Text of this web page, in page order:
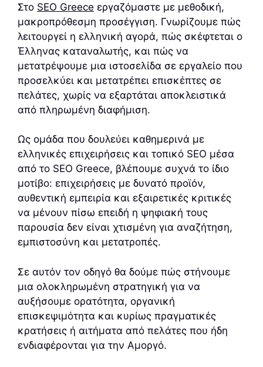
Στο SEO Greece εργαζόμαστε με μεθοδική,
μακροπρόθεσμη προσέγγιση. Γνωρίζουμε πώς
λειτουργεί η ελληνική αγορά, πώς σκέφτεται ο
Έλληνας καταναλωτής, και πώς να
μετατρέψουμε μια ιστοσελίδα σε εργαλείο που
προσελκύει και μετατρέπει επισκέπτες σε
πελάτες, χωρίς να εξαρτάται αποκλειστικά
από πληρωμένη διαφήμιση.
Ως ομάδα που δουλεύει καθημερινά με
ελληνικές επιχειρήσεις και τοπικό SEO μέσα
από το SEO Greece, βλέπουμε συχνά το ίδιο
μοτίβο: επιχειρήσεις με δυνατό προϊόν,
αυθεντική εμπειρία και εξαιρετικές κριτικές
να μένουν πίσω επειδή η ψηφιακή τους
παρουσία δεν είναι χτισμένη για αναζήτηση,
εμπιστοσύνη και μετατροπές.
Σε αυτόν τον οδηγό θα δούμε πώς στήνουμε
μια ολοκληρωμένη στρατηγική για να
αυξήσουμε ορατότητα, οργανική
επισκεψιμότητα και κυρίως πραγματικές
κρατήσεις ή αιτήματα από πελάτες που ήδη
ενδιαφέρονται για την Αμοργό.